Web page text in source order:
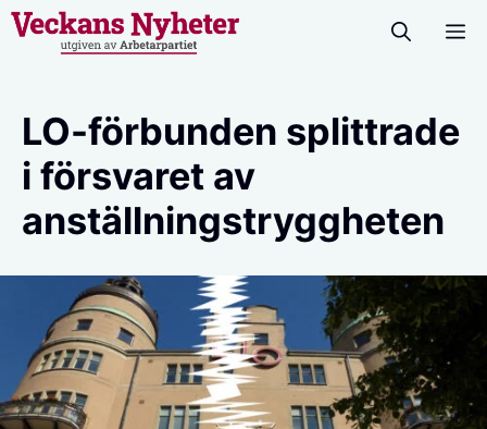
Hoppa
LO-förbunden splittrade
i försvaret av
anställningstryggheten